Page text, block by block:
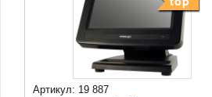
Артикул: 19 887